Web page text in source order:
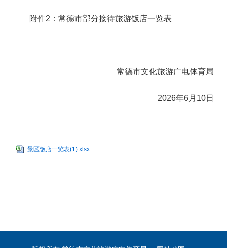
附件2：常德市部分接待旅游饭店一览表
常德市文化旅游广电体育局
2026年6月10日
景区饭店一览表(1).xlsx